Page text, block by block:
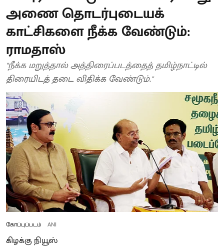
அணை தொடர்புடையக்
காட்சிகளை நீக்க வேண்டும்:
ராமதாஸ்
"நீக்க மறுத்தால் அத்திரைப்படத்தைத் தமிழ்நாட்டில்
திரையிடத் தடை விதிக்க வேண்டும்."
கோப்புப்படம் ANI
கிழக்கு நியூஸ்